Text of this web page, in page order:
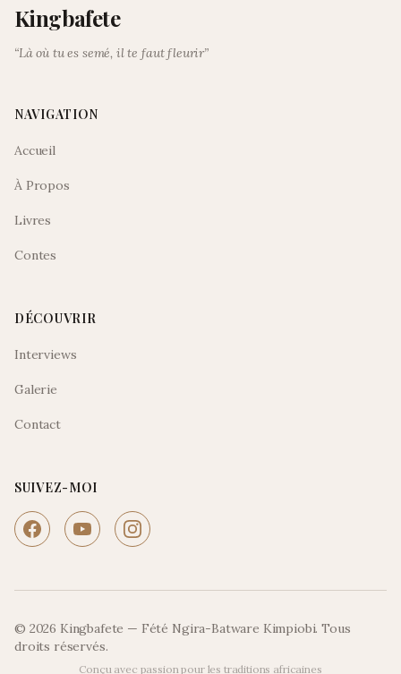
Kingbafete
“Là où tu es semé, il te faut fleurir”
NAVIGATION
Accueil
À Propos
Livres
Contes
DÉCOUVRIR
Interviews
Galerie
Contact
SUIVEZ-MOI
© 2026 Kingbafete — Fété Ngira-Batware Kimpiobi. Tous
droits réservés.
Conçu avec passion pour les traditions africaines